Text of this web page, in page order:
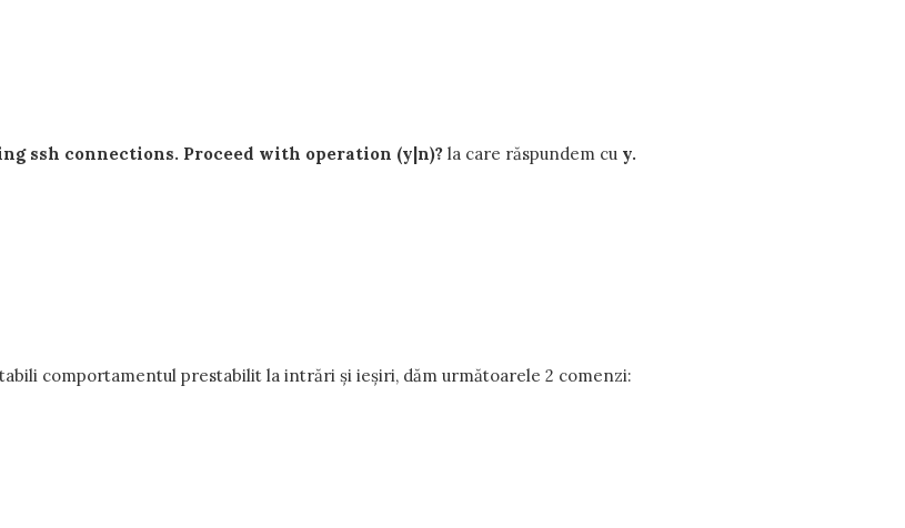
ssh connections. Proceed with operation (y|n)? la care răspundem cu y.
comportamentul prestabilit la intrări și ieșiri, dăm următoarele 2 comenzi: